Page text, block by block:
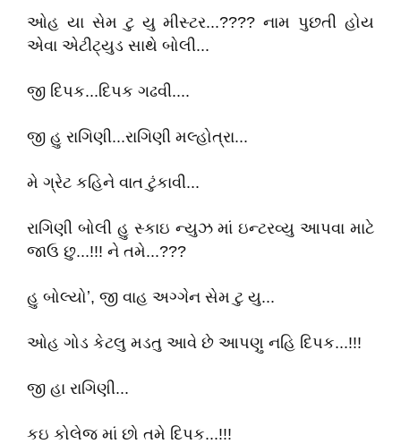
ઓહ યા સેમ ટુ યુ મીસ્ટર...???? નામ પુછતી હોય
એવા એટીટ્યુડ સાથે બોલી...
જી દિપક...દિપક ગઢવી....
જી હુ રાગિણી...રાગિણી મલ્હોત્રા...
મે ગ્રેટ કહિને વાત ટુંકાવી...
રાગિણી બોલી હુ સ્કાઇ ન્યુઝ માં ઇન્ટરવ્યુ આપવા માટે
જાઉ છુ...!!! ને તમે...???
હુ બોલ્યોʼ, જી વાહ અગ્ગેન સેમ ટુ યુ...
ઓહ ગોડ કેટલુ મડતુ આવે છે આપણુ નહિ દિપક...!!!
જી હા રાગિણી...
કઇ કોલેજ માં છો તમે દિપક...!!!